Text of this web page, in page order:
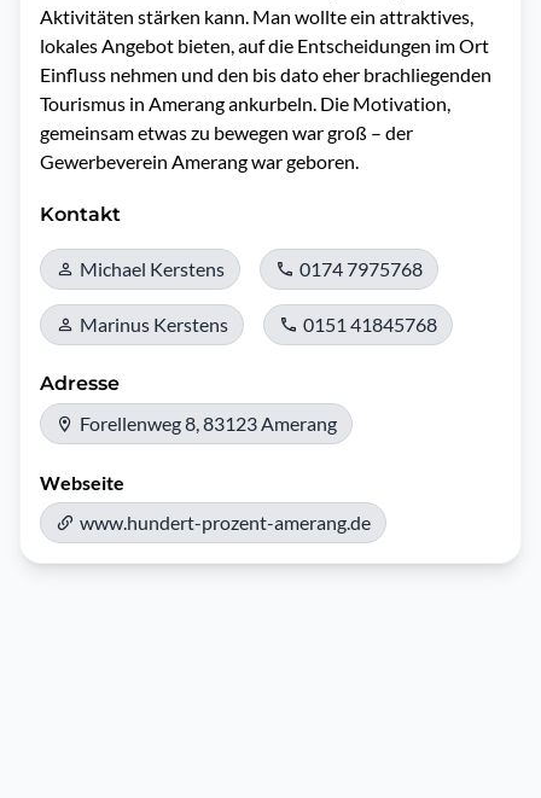
Aktivitäten stärken kann. Man wollte ein attraktives,
lokales Angebot bieten, auf die Entscheidungen im Ort
Einfluss nehmen und den bis dato eher brachliegenden
Tourismus in Amerang ankurbeln. Die Motivation,
gemeinsam etwas zu bewegen war groß – der
Gewerbeverein Amerang war geboren.
Kontakt
Michael Kerstens 0174 7975768
Marinus Kerstens 0151 41845768
Adresse
Forellenweg 8, 83123 Amerang
Webseite
www.hundert-prozent-amerang.de